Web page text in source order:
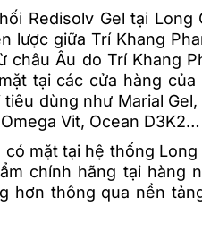
Redisolv Gel tại
lược giữa Trí Khang
châu Âu do Trí Khang
tại các cửa hàng
tiêu dùng như Marial
Vit, Ocean D3K2…
có mặt tại hệ thống
chính hãng tại hàng
hơn thông qua nền